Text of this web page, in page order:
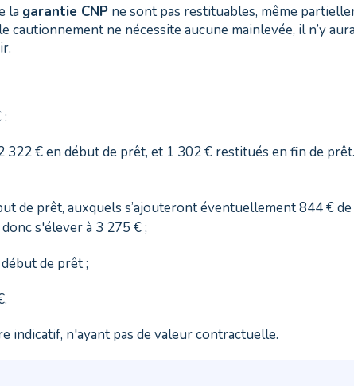
la garantie CNPne sont pas restituables, même
cautionnement ne nécessite aucune mainlevée, il n’y
322 € en début de prêt, et 1 302 € restitués en fin de
de prêt, auxquels s’ajouteront éventuellement 844 €
s'élever à 3 275 € ;
de prêt ;
indicatif, n'ayant pas de valeur contractuelle.